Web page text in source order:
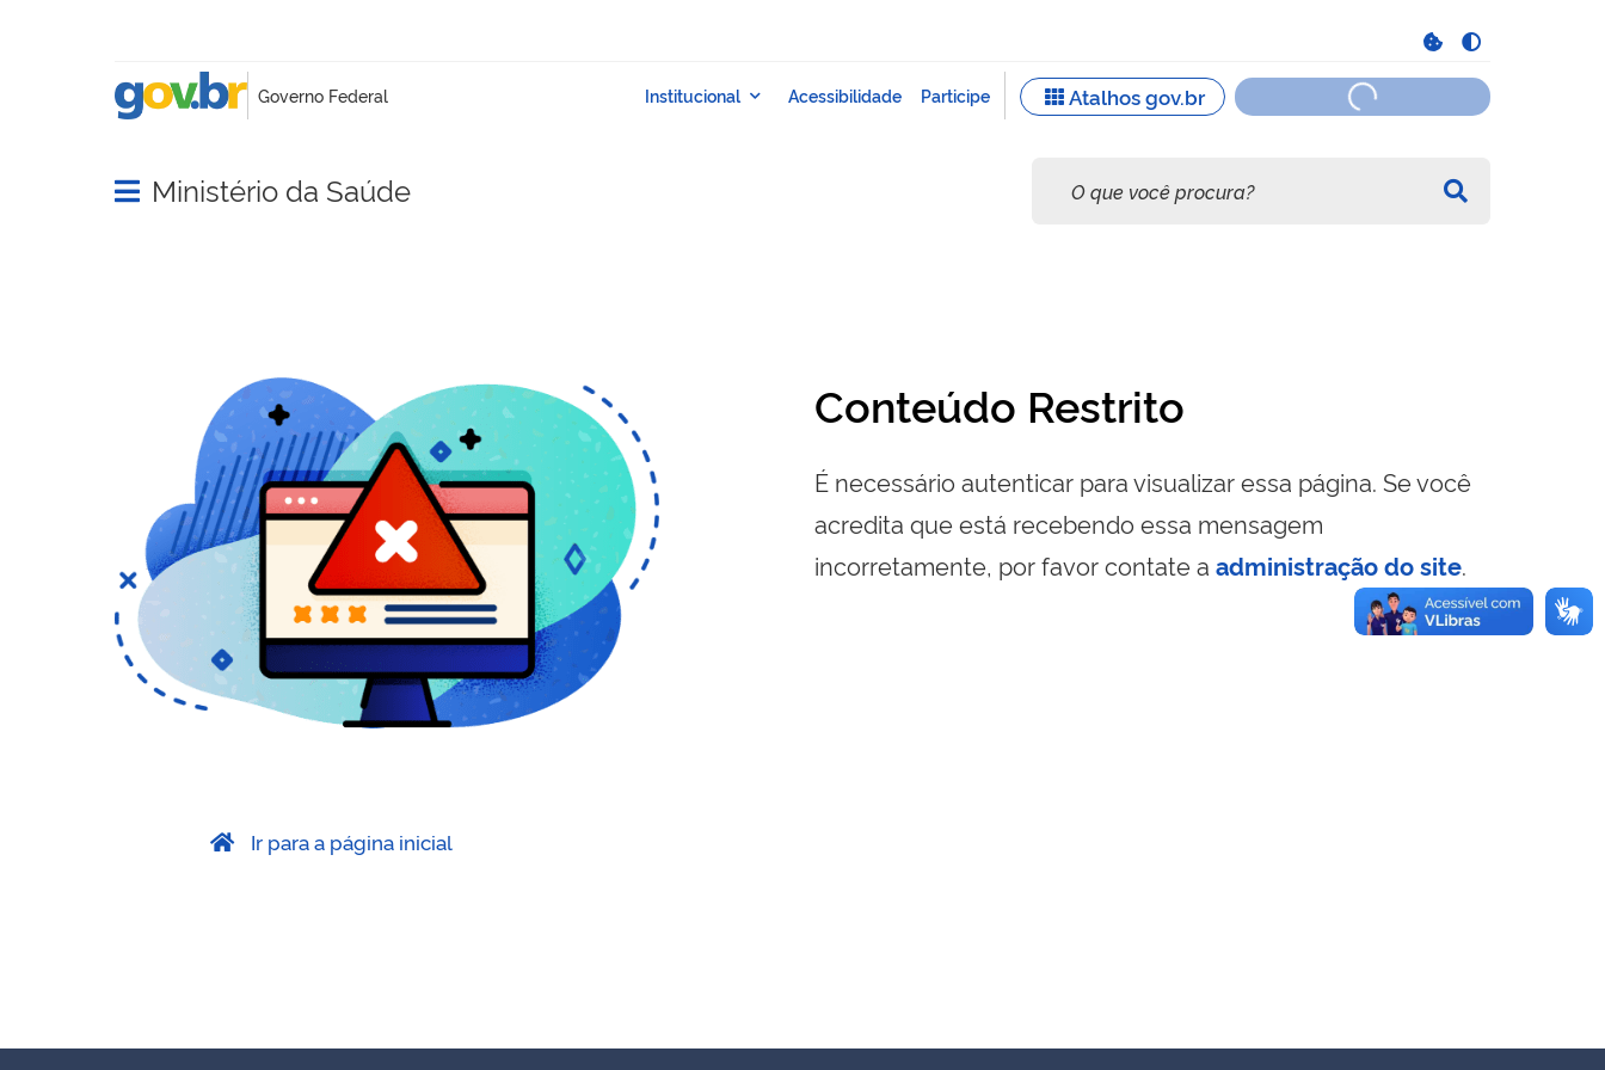
Abrir menu principal de navegação
Ministério da Saúde
Conteúdo Restrito
É necessário autenticar para visualizar essa página. Se você
acredita que está recebendo essa mensagem
incorretamente, por favor contate a administração do site.
Ir para a página inicial